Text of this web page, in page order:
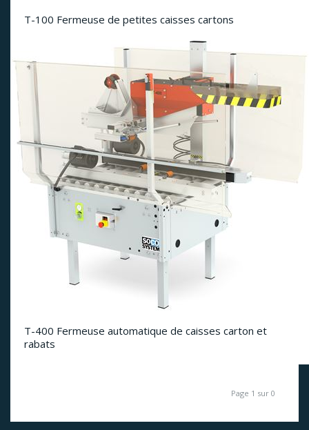
T-100 Fermeuse de petites caisses cartons
T-400 Fermeuse automatique de caisses carton et
rabats
Page 1 sur 0